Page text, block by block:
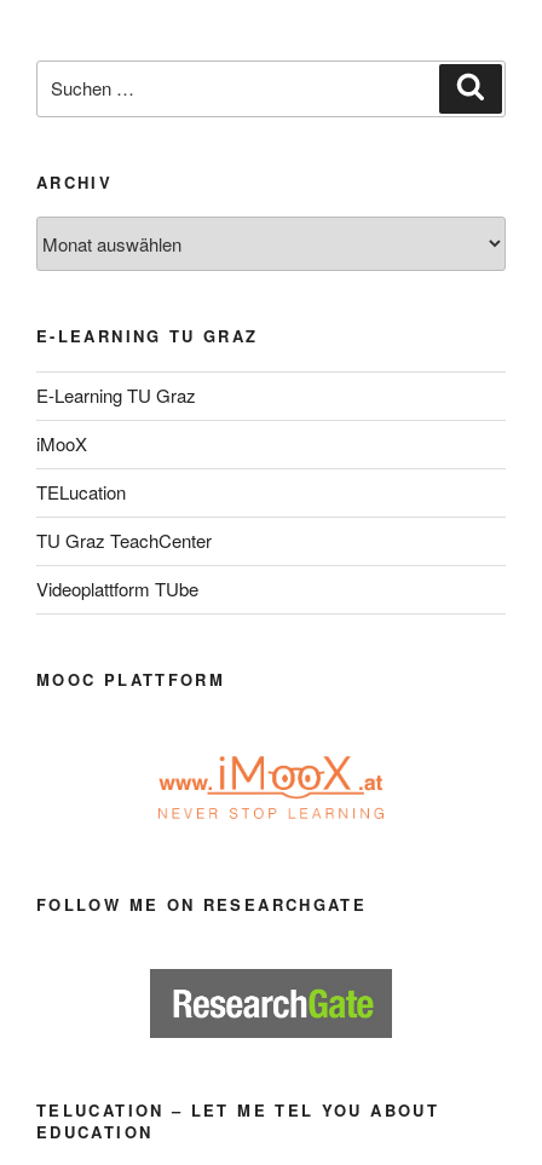
nach:
ARCHIV
E-LEARNING TU GRAZ
E-Learning TU Graz
iMooX
TELucation
TU Graz TeachCenter
Videoplattform TUbe
MOOC PLATTFORM
FOLLOW ME ON RESEARCHGATE
TELUCATION – LET ME TEL YOU ABOUT
EDUCATION